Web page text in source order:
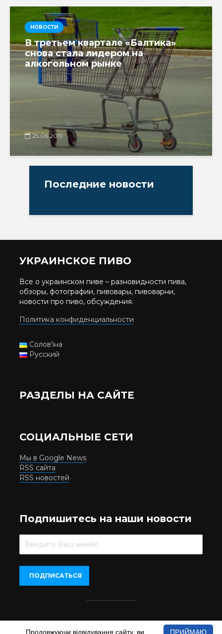
НОВОСТИ
В третьем квартале «Балтика»
снова стала лидером на
алкогольном рынке
25.06.2019
Последние новости
УКРАИНСКОЕ ПИВО
Все о украинском пиве – разновидности пива,
обзоры, фотографии, пивовары, пивоварни,
новости про пиво, обсуждения.
Политика конфиденциальности
Солов'їна
Русский
РАЗДЕЛЫ НА САЙТЕ
СОЦИАЛЬНЫЕ СЕТИ
Мы в Google News
RSS сайта
RSS новостей
Подпишитесь на наши новости
Beer.UA © 2016-2022
ПРИЙМАЮ
Продовжуючи відвідування сайту, ви